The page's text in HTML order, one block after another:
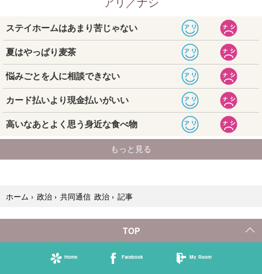
ホーム › 政治 › 共同通信 政治 › 記事
TOP
Home Facebook My Room